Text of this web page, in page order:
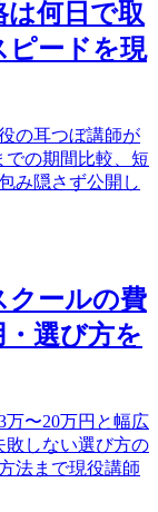
は何日で取
ピードを現
の耳つぼ講師が
での期間比較、短
み隠さず公開し
クールの費
選び方を
〜20万円と幅広
敗しない選び方の
法まで現役講師